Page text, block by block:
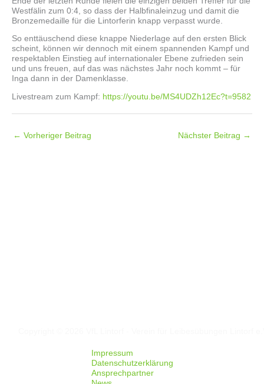
Westfälin zum 0:4, so dass der Halbfinaleinzug und damit die
Bronzemedaille für die Lintorferin knapp verpasst wurde.
So enttäuschend diese knappe Niederlage auf den ersten Blick
scheint, können wir dennoch mit einem spannenden Kampf und
respektablen Einstieg auf internationaler Ebene zufrieden sein
und uns freuen, auf das was nächstes Jahr noch kommt – für
Inga dann in der Damenklasse.
Livestream zum Kampf: https://youtu.be/MS4UDZh12Ec?t=9582
← Vorheriger Beitrag Nächster Beitrag →
Impressum
Datenschutzerklärung
Ansprechpartner